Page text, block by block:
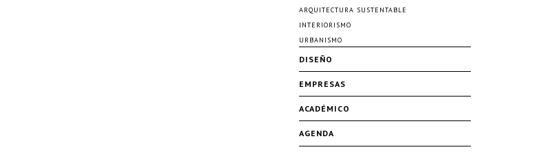
ARQUITECTURA SUSTENTABLE
INTERIORISMO
URBANISMO
DISEÑO
EMPRESAS
ACADÉMICO
AGENDA